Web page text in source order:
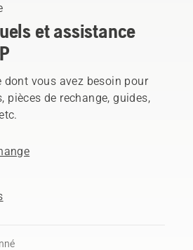
et assistance
vous avez besoin pour
pièces de rechange, guides,